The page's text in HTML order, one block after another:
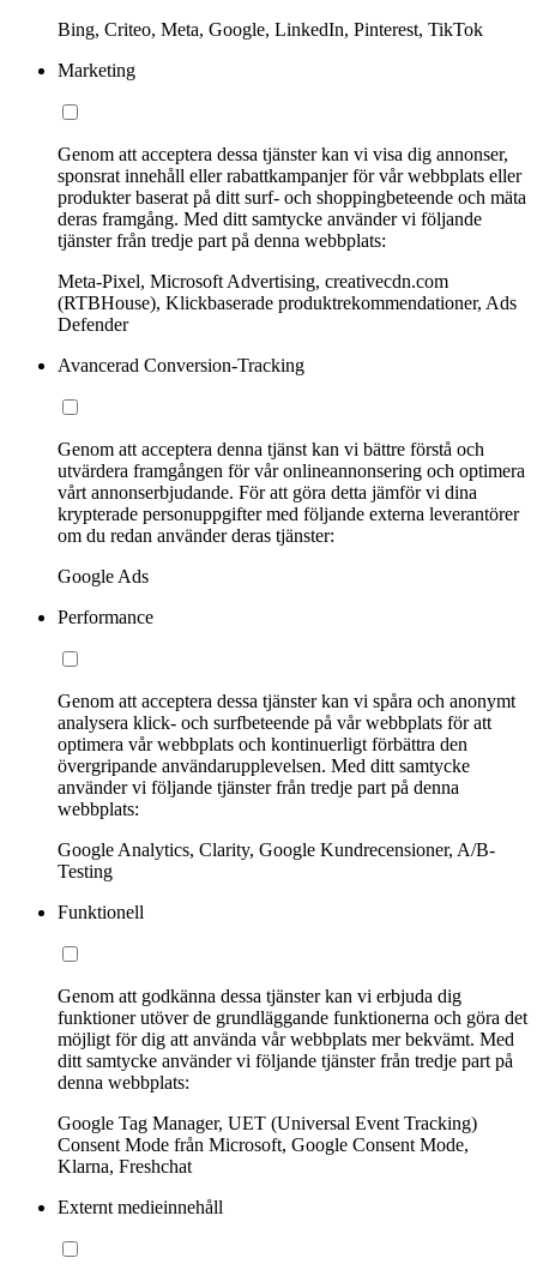
Bing, Criteo, Meta, Google, LinkedIn, Pinterest, TikTok
Marketing
Genom att acceptera dessa tjänster kan vi visa dig annonser,
sponsrat innehåll eller rabattkampanjer för vår webbplats eller
produkter baserat på ditt surf- och shoppingbeteende och mäta
deras framgång. Med ditt samtycke använder vi följande
tjänster från tredje part på denna webbplats:
Meta-Pixel, Microsoft Advertising, creativecdn.com
(RTBHouse), Klickbaserade produktrekommendationer, Ads
Defender
Avancerad Conversion-Tracking
Genom att acceptera denna tjänst kan vi bättre förstå och
utvärdera framgången för vår onlineannonsering och optimera
vårt annonserbjudande. För att göra detta jämför vi dina
krypterade personuppgifter med följande externa leverantörer
om du redan använder deras tjänster:
Google Ads
Performance
Genom att acceptera dessa tjänster kan vi spåra och anonymt
analysera klick- och surfbeteende på vår webbplats för att
optimera vår webbplats och kontinuerligt förbättra den
övergripande användarupplevelsen. Med ditt samtycke
använder vi följande tjänster från tredje part på denna
webbplats:
Google Analytics, Clarity, Google Kundrecensioner, A/B-
Testing
Funktionell
Genom att godkänna dessa tjänster kan vi erbjuda dig
funktioner utöver de grundläggande funktionerna och göra det
möjligt för dig att använda vår webbplats mer bekvämt. Med
ditt samtycke använder vi följande tjänster från tredje part på
denna webbplats:
Google Tag Manager, UET (Universal Event Tracking)
Consent Mode från Microsoft, Google Consent Mode,
Klarna, Freshchat
Externt medieinnehåll